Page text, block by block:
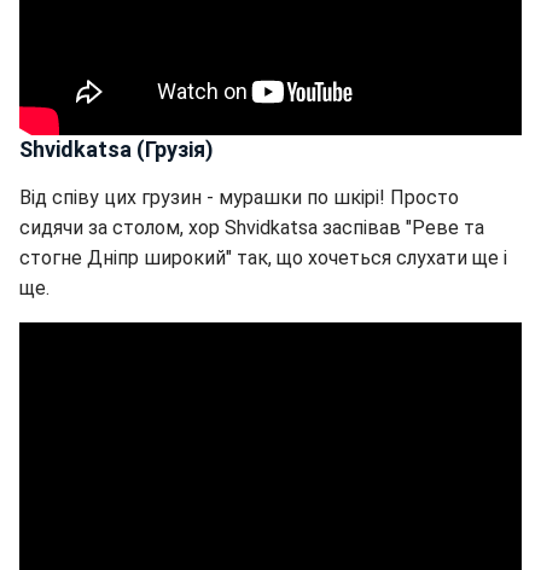
Shvidkatsa (Грузія)
Від співу цих грузин - мурашки по шкірі! Просто
сидячи за столом, хор Shvidkatsa заспівав "Реве та
стогне Дніпр широкий" так, що хочеться слухати ще і
ще.